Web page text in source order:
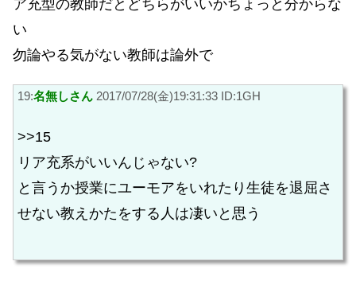
ア充型の教師だとどちらがいいかちょっと分からな
い
勿論やる気がない教師は論外で
19:名無しさん 2017/07/28(金)19:31:33 ID:1GH
>>15
リア充系がいいんじゃない?
と言うか授業にユーモアをいれたり生徒を退屈さ
せない教えかたをする人は凄いと思う